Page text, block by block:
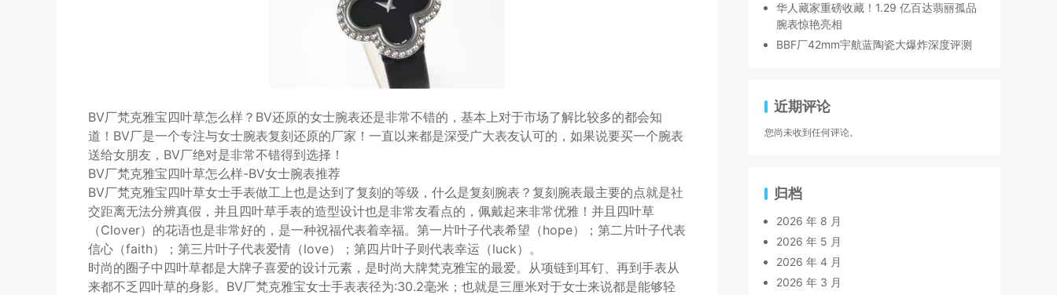
BV厂梵克雅宝四叶草怎么样？BV还原的女士腕表还是非常不错的，基本上对于市场了解比较多的都会知
道！BV厂是一个专注与女士腕表复刻还原的厂家！一直以来都是深受广大表友认可的，如果说要买一个腕表
送给女朋友，BV厂绝对是非常不错得到选择！
BV厂梵克雅宝四叶草怎么样-BV女士腕表推荐
BV厂梵克雅宝四叶草女士手表做工上也是达到了复刻的等级，什么是复刻腕表？复刻腕表最主要的点就是社
交距离无法分辨真假，并且四叶草手表的造型设计也是非常友看点的，佩戴起来非常优雅！并且四叶草
（Clover）的花语也是非常好的，是一种祝福代表着幸福。第一片叶子代表希望（hope）；第二片叶子代表
信心（faith）；第三片叶子代表爱情（love）；第四片叶子则代表幸运（luck）。
时尚的圈子中四叶草都是大牌子喜爱的设计元素，是时尚大牌梵克雅宝的最爱。从项链到耳钉、再到手表从
来都不乏四叶草的身影。BV厂梵克雅宝女士手表表径为:30.2毫米；也就是三厘米对于女士来说都是能够轻
华人藏家重磅收藏！1.29 亿百达翡丽孤品
腕表惊艳亮相
BBF厂42mm宇航蓝陶瓷大爆炸深度评测
近期评论
您尚未收到任何评论。
归档
2026 年 8 月
2026 年 5 月
2026 年 4 月
2026 年 3 月